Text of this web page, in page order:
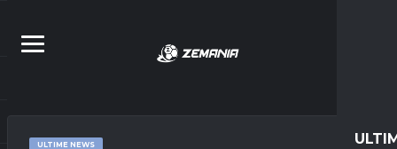
ULTIME NEWS